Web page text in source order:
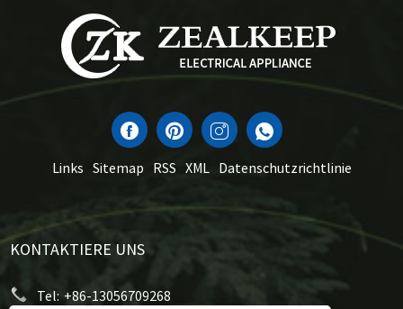
Links Sitemap RSS XML Datenschutzrichtlinie
KONTAKTIERE UNS
Tel: +86-13056709268